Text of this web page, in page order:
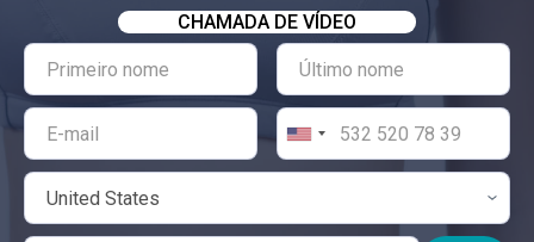
CHAMADA DE VÍDEO